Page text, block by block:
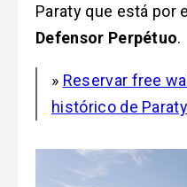
Paraty que está por
Defensor Perpétuo.
» Reservar free
histórico de Paraty